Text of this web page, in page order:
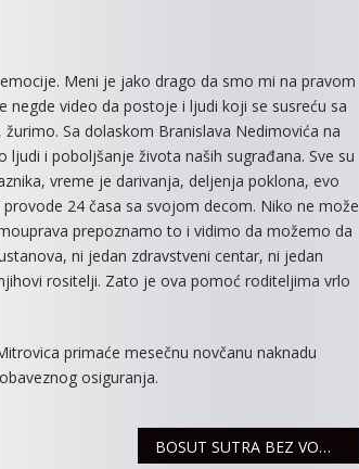
Meni je jako drago da smo mi na pravom
video da postoje i ljudi koji se susreću sa
Sa dolaskom Branislava Nedimovića na
i poboljšanje života naših sugrađana. Sve su
vreme je darivanja, deljenja poklona, evo
24 časa sa svojom decom. Niko ne može
prepoznamo to i vidimo da možemo da
ni jedan zdravstveni centar, ni jedan
rositelji. Zato je ova pomoć roditeljima vrlo
primaće mesečnu novčanu naknadu
osiguranja.
BOSUT SUTRA BEZ VODE, U SREMSKOJ RAČI KRAĆI ZASTOJ